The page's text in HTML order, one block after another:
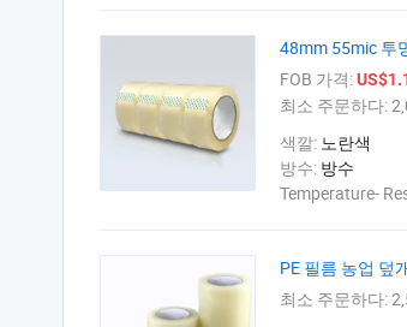
48mm 55mic 투
FOB 가격:
최소 주문하다:
색깔: 노란색
방수: 방수
Temperature-
PE 필름 농업 덮
최소 주문하다: